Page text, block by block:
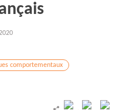
comportementaux